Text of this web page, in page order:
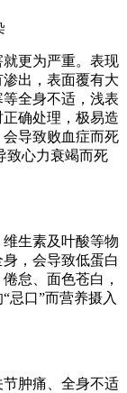
更为严重。表现
出，表面覆有大
全身不适，浅表
确处理，极易造
导致败血症而死
致心力衰竭而死
生素及叶酸等物
，会导致低蛋白
怠、面色苍白，
忌口”而营养摄入
肿痛、全身不适